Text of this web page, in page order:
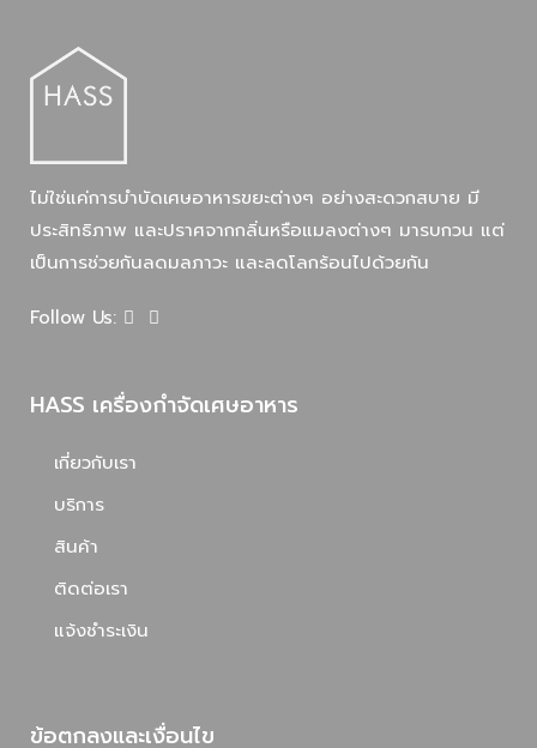
ไม่ใช่แค่การบำบัดเศษอาหารขยะต่างๆ อย่างสะดวกสบาย มี
ประสิทธิภาพ และปราศจากกลิ่นหรือแมลงต่างๆ มารบกวน แต่
เป็นการช่วยกันลดมลภาวะ และลดโลกร้อนไปด้วยกัน
Follow Us:
HASS เครื่องกำจัดเศษอาหาร
เกี่ยวกับเรา
บริการ
สินค้า
ติดต่อเรา
แจ้งชำระเงิน
ข้อตกลงและเงื่อนไข